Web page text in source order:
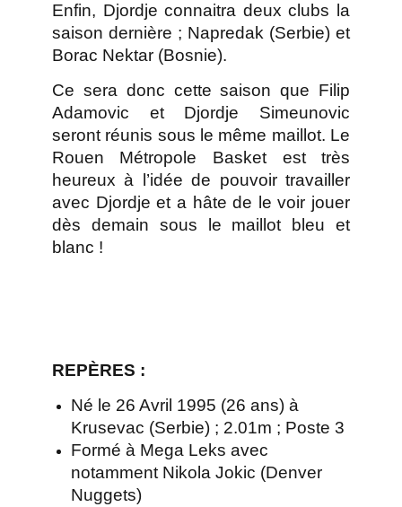
Enfin, Djordje connaitra deux clubs la
saison dernière ; Napredak (Serbie) et
Borac Nektar (Bosnie).
Ce sera donc cette saison que Filip
Adamovic et Djordje Simeunovic
seront réunis sous le même maillot. Le
Rouen Métropole Basket est très
heureux à l’idée de pouvoir travailler
avec Djordje et a hâte de le voir jouer
dès demain sous le maillot bleu et
blanc !
REPÈRES :
Né le 26 Avril 1995 (26 ans) à
Krusevac (Serbie) ; 2.01m ; Poste 3
Formé à Mega Leks avec
notamment Nikola Jokic (Denver
Nuggets)